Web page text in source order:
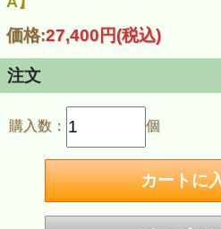
価格:27,400円(税込)
注文
購入数： 個